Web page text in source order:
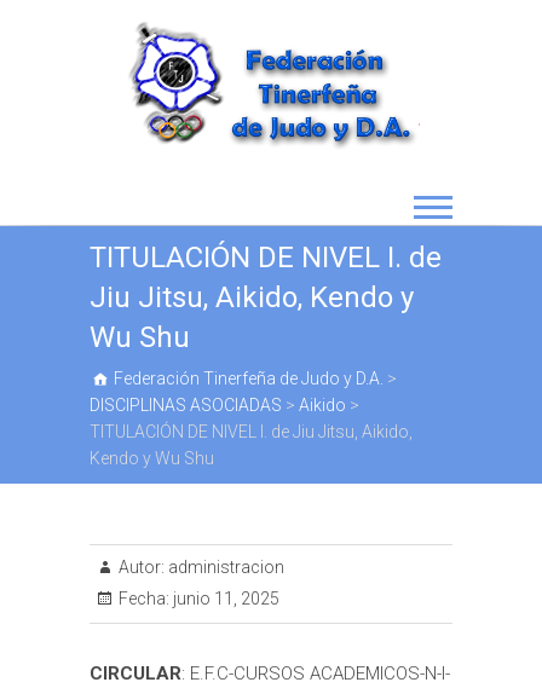
TITULACIÓN DE NIVEL I. de
Jiu Jitsu, Aikido, Kendo y
Wu Shu
Federación Tinerfeña de Judo y D.A. >
DISCIPLINAS ASOCIADAS > Aikido >
TITULACIÓN DE NIVEL I. de Jiu Jitsu, Aikido,
Kendo y Wu Shu
Autor: administracion
Fecha: junio 11, 2025
CIRCULAR: E.F.C-CURSOS ACADEMICOS-N-I-